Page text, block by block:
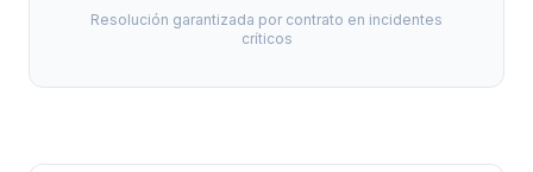
Resolución garantizada por contrato en incidentes
críticos